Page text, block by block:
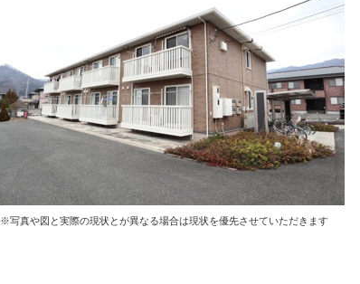
※写真や図と実際の現状とが異なる場合は現状を優先させていただきます